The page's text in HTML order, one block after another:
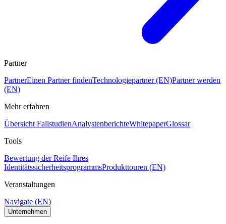
Partner
PartnerEinen Partner findenTechnologiepartner (EN)Partner werden
(EN)
Mehr erfahren
Übersicht FallstudienAnalystenberichteWhitepaperGlossar
Tools
Bewertung der Reife Ihres
IdentitätssicherheitsprogrammsProdukttouren (EN)
Veranstaltungen
Navigate (EN)
Unternehmen